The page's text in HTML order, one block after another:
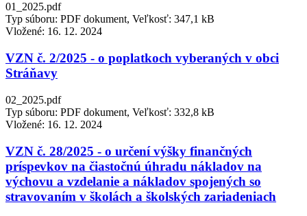
01_2025.pdf
Typ súboru: PDF dokument, Veľkosť: 347,1 kB
Vložené: 16. 12. 2024
VZN č. 2/2025 - o poplatkoch vyberaných v obci
Stráňavy
02_2025.pdf
Typ súboru: PDF dokument, Veľkosť: 332,8 kB
Vložené: 16. 12. 2024
VZN č. 28/2025 - o určení výšky finančných
príspevkov na čiastočnú úhradu nákladov na
výchovu a vzdelanie a nákladov spojených so
stravovaním v školách a školských zariadeniach